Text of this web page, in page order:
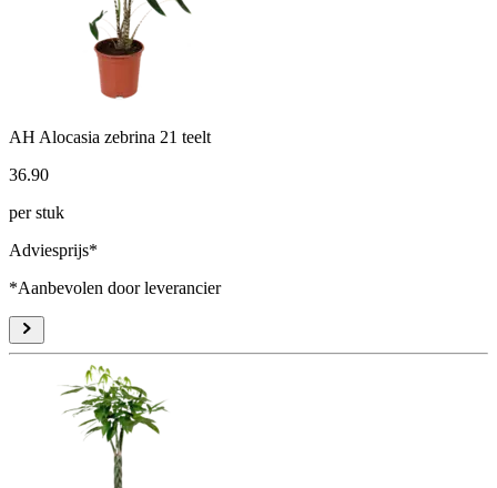
AH Alocasia zebrina 21 teelt
36.90
per stuk
Adviesprijs*
*Aanbevolen door leverancier